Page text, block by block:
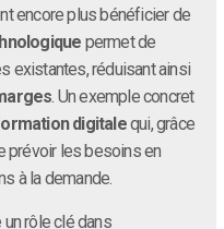
encore plus bénéficier de
permet de
existantes, réduisant ainsi
. Un exemple concret
digitalequi, grâce
prévoir les besoins en
à la demande.
rôle clé dans